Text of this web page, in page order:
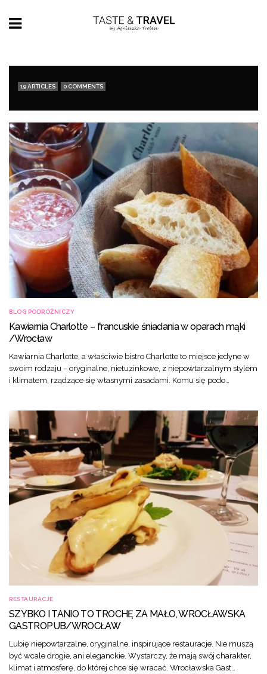
19 ARTICLES 0 COMMENTS
BLOG PODRÓŻNICZY
Kawiarnia Charlotte – francuskie śniadania w oparach mąki
/Wrocław
Kawiarnia Charlotte, a właściwie bistro Charlotte to miejsce jedyne w
swoim rodzaju – oryginalne, nietuzinkowe, z niepowtarzalnym stylem
i klimatem, rządzące się własnymi zasadami. Komu się podo…
RESTAURACJE
SZYBKO I TANIO TO TROCHĘ ZA MAŁO, WROCŁAWSKA
GASTROPUB/WROCŁAW
Lubię niepowtarzalne, oryginalne, inspirujące restauracje. Nie muszą
być wcale drogie, ani eleganckie. Wystarczy, że mają swój charakter,
klimat i atmosferę, do której chce się wracać. Wrocławska Gast…